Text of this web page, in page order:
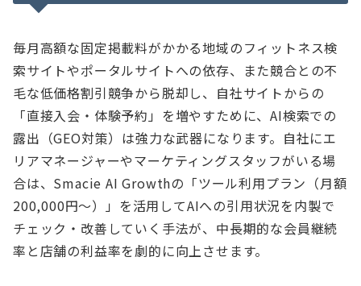
毎月高額な固定掲載料がかかる地域のフィットネス検
索サイトやポータルサイトへの依存、また競合との不
毛な低価格割引競争から脱却し、自社サイトからの
「直接入会・体験予約」を増やすために、AI検索での
露出（GEO対策）は強力な武器になります。自社にエ
リアマネージャーやマーケティングスタッフがいる場
合は、Smacie AI Growthの「ツール利用プラン（月額
200,000円〜）」を活用してAIへの引用状況を内製で
チェック・改善していく手法が、中長期的な会員継続
率と店舗の利益率を劇的に向上させます。